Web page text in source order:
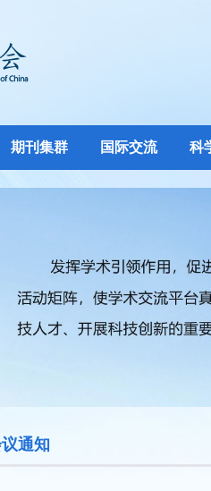
期刊集群 国际交流 科
通知